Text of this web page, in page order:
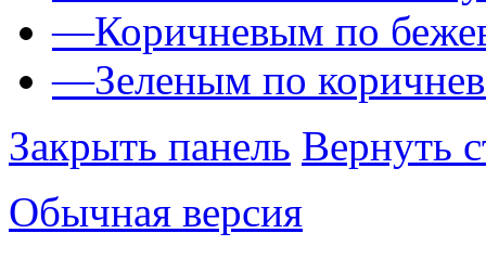
—Коричневым по
—Зеленым по
Закрыть панель Вернуть
Обычная версия